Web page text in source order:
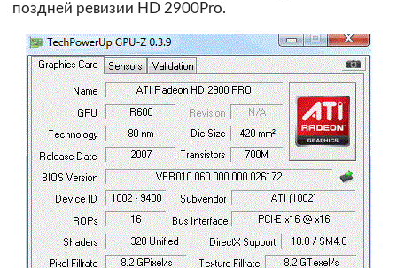
поздней ревизии HD 2900Pro.